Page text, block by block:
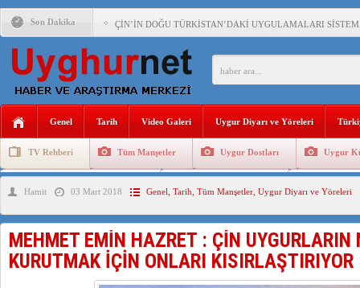
Son Dakika ÇİN’İN DOĞU TÜRKİSTAN’DAKİ UYGULAMALARI
DİYANET AKADEMİSİ BAŞKANI DOÇ.DR.KAAN : DOĞU
ÇİN’İN UYGUR POLİTİKALARINI ÖVEN DİYANET
MHP’DEN URUMÇİ KATLİAMI MESAJİ : 05.07.2009
İŞGALCİ ÇİN’DEN “FETİHLER SULTANI
SAADET PARTİSİ İLÇE BAŞKANI : TEMMUZ AYI,DOĞU
İŞGALCİ ÇİN,DOĞU TÜRKİSTAN’DA EN AZ 143 BİN
Genel Tarih Video Galeri Uygur Diyarı ve Yöreleri
TV Rehberi Tüm Manşetler Uygur Dostları Uygur
Uygurlarda Düğün ve Cenaze
Hamit 03 Mart 2018 Genel Tarih Tüm Manşetler Uygur Diyarı ve Yöreleri
MEHMET EMİN HAZRET : ÇİN UYGURLARIN
KURUTMAK İÇİN ONLARI KISIRLAŞTIRIYOR